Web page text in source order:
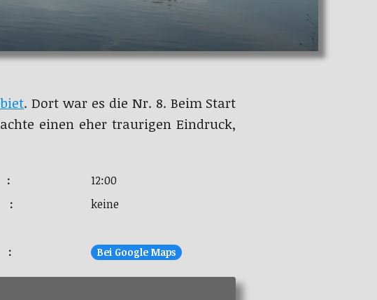
. Dort war es die Nr. 8. Beim Start
einen eher traurigen Eindruck,
12:00
:
keine
: Bei Google Maps